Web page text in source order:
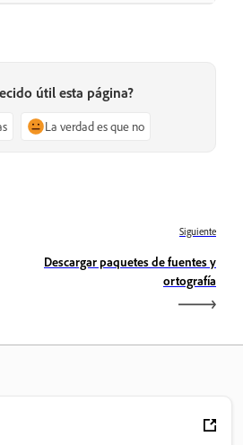
útil esta página?
La verdad es que no
Siguiente
Descargar paquetes de fuentes y
ortografía